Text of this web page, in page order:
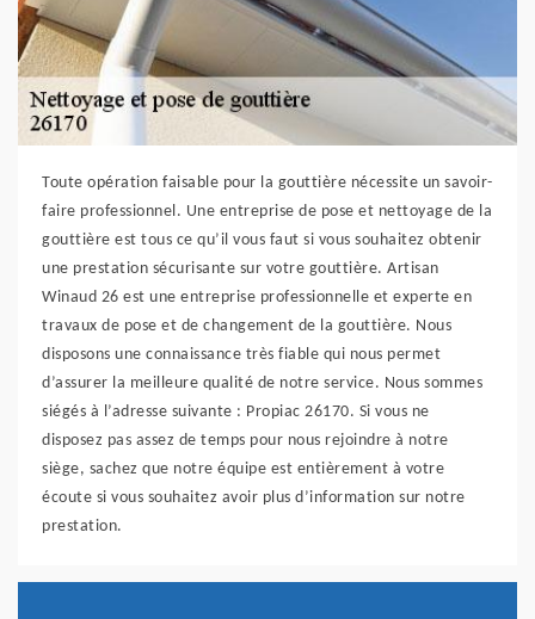
Toute opération faisable pour la gouttière nécessite un savoir-
faire professionnel. Une entreprise de pose et nettoyage de la
gouttière est tous ce qu’il vous faut si vous souhaitez obtenir
une prestation sécurisante sur votre gouttière. Artisan
Winaud 26 est une entreprise professionnelle et experte en
travaux de pose et de changement de la gouttière. Nous
disposons une connaissance très fiable qui nous permet
d’assurer la meilleure qualité de notre service. Nous sommes
siégés à l’adresse suivante : Propiac 26170. Si vous ne
disposez pas assez de temps pour nous rejoindre à notre
siège, sachez que notre équipe est entièrement à votre
écoute si vous souhaitez avoir plus d’information sur notre
prestation.